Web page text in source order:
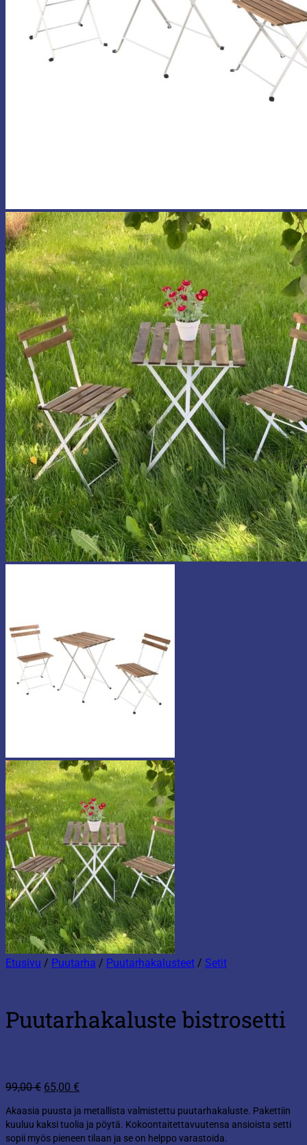
Etusivu / Puutarha / Puutarhakalusteet / Setit
Puutarhakaluste bistrosetti
99,00€ Alkuperäinen
oli:
99,00 €.
65,00 €
on:
65,00 €.
Akaasia puusta ja metallista valmistettu puutarhakaluste. Pakettiin
kuuluu kaksi tuolia ja pöytä. Kokoontaitettavuutensa ansioista setti
sopii myös pieneen tilaan ja se on helppo varastoida.